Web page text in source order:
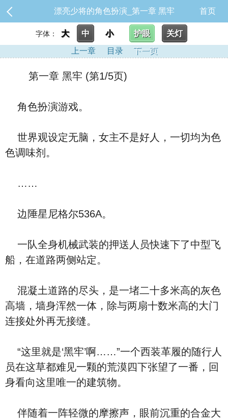
漂亮少将的角色扮演_第一章 黑牢 首页
字体： 大 中 小 护眼
关灯
上一章
目录 下一页
第一章 黑牢 (第1/5页)
角色扮演游戏。
世界观设定无脑，女主不是好人，一切均为色
色调味剂。
……
边陲星尼格尔536A。
一队全身机械武装的押送人员快速下了中型飞
船，在道路两侧站定。
混凝土道路的尽头，是一堵二十多米高的灰色
高墙，墙身浑然一体，除与两扇十数米高的大门
连接处外再无接缝。
“这里就是‘黑牢’啊……”一个西装革履的随行人
员在这草都难见一颗的荒漠四下张望了一番，回
身看向这里唯一的建筑物。
伴随着一阵轻微的摩擦声，眼前沉重的合金大